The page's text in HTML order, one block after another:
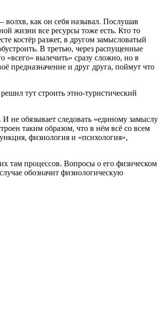
волхв, как он себя называл. Послушав
жизни все ресурсы тоже есть. Кто то
костёр разжег, в другом замысловатый
В третью, через распущенные
вылечить» сразу сложно, но в
предназначение и друг друга, поймут что
тут строить этно-туристический
не обязывает следовать «единому замыслу
таким образом, что в нём всё со всем
физиология и «психология»,
там процессов. Вопросы о его физическом
обозначит физиологическую